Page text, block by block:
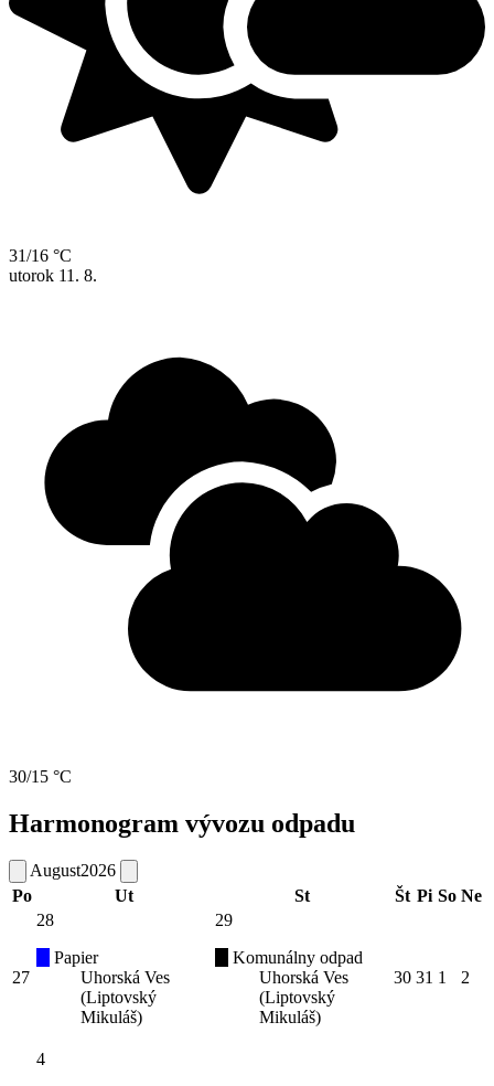
31/16 °C
utorok 11. 8.
30/15 °C
Harmonogram vývozu odpadu
August2026
Po
Ut St Št Pi So Ne
27
28
Papier
Uhorská Ves
(Liptovský
Mikuláš)
29
Komunálny odpad
Uhorská Ves
(Liptovský
Mikuláš)
30 31 1 2
4